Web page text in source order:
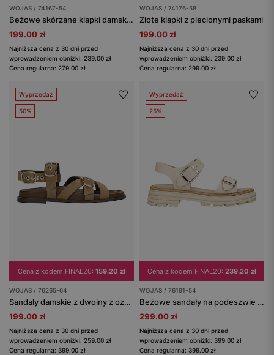
WOJAS / 74167-54
Beżowe skórzane klapki damskie japonki
199.00 zł
Najniższa cena z 30 dni przed
wprowadzeniem obniżki: 239.00 zł
Cena regularna: 279.00 zł
WOJAS / 74176-58
Złote klapki z plecionymi paskami
199.00 zł
Najniższa cena z 30 dni przed
wprowadzeniem obniżki: 239.00 zł
Cena regularna: 299.00 zł
Wyprzedaż
50%
Cena z kodem FINAL20: 159.20 zł
WOJAS / 76265-64
Sandały damskie z dwoiny z ozdobnymi klamrami i regulowanymi paskami
199.00 zł
Najniższa cena z 30 dni przed
wprowadzeniem obniżki: 259.00 zł
Cena regularna: 399.00 zł
Wyprzedaż
25%
Cena z kodem FINAL20: 239.20 zł
WOJAS / 76191-54
Beżowe sandały na podeszwie z głębokim bieżnikiem
299.00 zł
Najniższa cena z 30 dni przed
wprowadzeniem obniżki: 399.00 zł
Cena regularna: 399.00 zł